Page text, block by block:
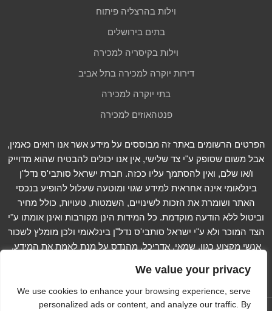
We value your privacy
We use cookies to enhance your browsing experience, serve
personalized ads or content, and analyze our traffic. By
וילות בהרצליה פיתוח
בתים בירושלים
וילות בקיסריה למכירה
דירות יוקרה למכירה בתל אביב
בתי יוקרה למכירה
פנטהאוזים למכירה
הפרטים הרשומים באתר זה מבוססים על מידע אשר אנו רואים כאמין,
אבל משום שסופק ע"י צד שלישי, אין אנו יכולים להבטיח שהוא מדוייק
ו/או שלם, ואין להסתמך עליו ככזה. חברת ישראל סותבי'ס נדל"ן
בינלאומי אינה אחראית למידע שגוי ומוטעה שעלול להופיע בנכסי
האתר ושומרת את הזכות לשינויים, השמטות, טעויות, כולל מחיר
וביטול ללא הודעה מוקדמת. כל המידות הינן מקורבות ואינן אומתו ע"י
הצד המוכר ולא ע"י ישראל סותבי'ס נדל"ן בינלאומי ולכן מומלץ לשכור
אנשי מקצוע כגון, שמאי, אדריכל, מהנדס על מנת לאמת את המידע.
קרא עוד...